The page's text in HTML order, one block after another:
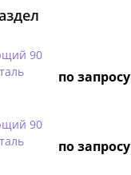
90
по запросу
90
по запросу